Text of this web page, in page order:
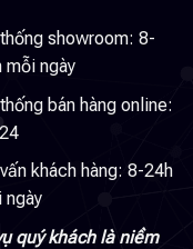
showroom: 8-
mỗi ngày
bán hàng online:
khách hàng: 8-24h
ngày
quý khách là niềm